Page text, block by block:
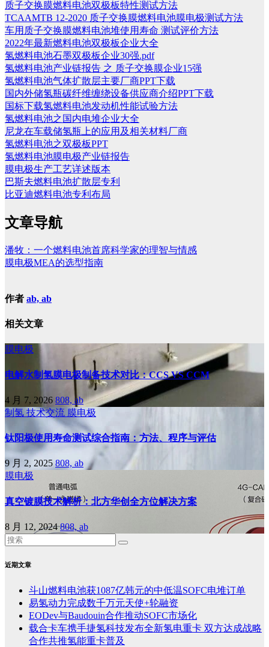
质子交换膜燃料电池双极板特性测试方法
TCAAMTB 12-2020 质子交换膜燃料电池膜电极测试方法
车用质子交换膜燃料电池堆使用寿命 测试评价方法
2022年最新燃料电池双极板企业大全
氢燃料电池石墨双极板企业30强.pdf
氢燃料电池产业链报告 之 质子交换膜企业15强
氢燃料电池气体扩散层主要厂商PPT下载
国内外储氢瓶碳纤维缠绕设备供应商介绍PPT下载
国标下载氢燃料电池发动机性能试验方法
氢燃料电池之国内电堆企业大全
尼龙在车载储氢瓶上的应用及相关材料厂商
氢燃料电池之双极板PPT
氢燃料电池膜电极产业链报告
膜电极生产工艺详述版本
巴斯夫燃料电池扩散层专利
比亚迪燃料电池专利布局
文章导航
潘牧：一个燃料电池首席科学家的理智与情感
膜电极MEA的选型指南
作者 ab, ab
相关文章
膜电极
电解水制氢膜电极制备技术对比：CCS VS CCM
4 月 7, 2026 808, ab
制氢 技术交流 膜电极
钛阳极使用寿命测试综合指南：方法、程序与评估
9 月 2, 2025 808, ab
膜电极
真空镀膜技术解析：北方华创全方位解决方案
8 月 12, 2024808, ab
近期文章
斗山燃料电池获1087亿韩元的中低温SOFC电堆订单
易氢动力完成数千万元天使+轮融资
EODev与Baudouin合作推动SOFC市场化
载合卡车携手捷氢科技发布全新氢电重卡 双方达成战略
合作共推氢能重卡普及